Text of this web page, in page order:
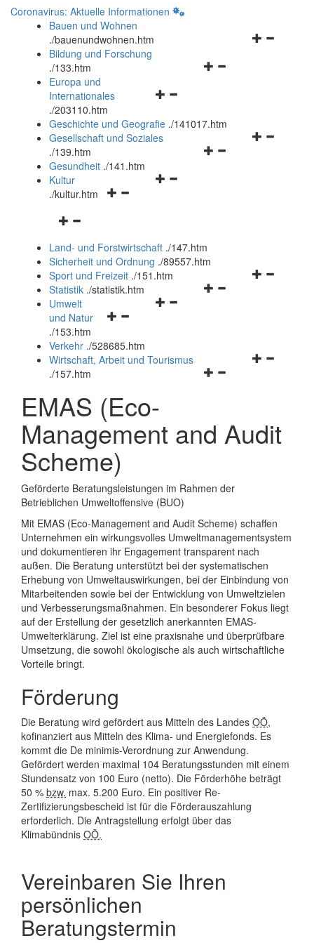
Coronavirus: Aktuelle Informationen
Bauen und Wohnen
./bauenundwohnen.htm
Navigationsmenü
Bildung und Forschung
./133.htm
Navigationsmenü
und
schließen
Europa und
Internationales
./203110.htm
Geschichte und Geografie ./141017.htm
Navigationsmenü
Gesellschaft und Soziales
./139.htm
Navigationsmenü
Gesundheit ./141.htm
Navigationsmenü
Kultur
./kultur.htm
Navigationsmenü
und
schließen
Land- und Forstwirtschaft ./147.htm
Sicherheit und Ordnung ./89557.htm
Navigationsmenü
Sport und Freizeit ./151.htm
Navigationsmenü
Statistik ./statistik.htm
Navigationsmenü
und
schließen
Umwelt
und Natur
./153.htm
Verkehr ./528685.htm
Navigationsmenü
Wirtschaft, Arbeit und Tourismus
./157.htm
EMAS (Eco-
Management and Audit
Scheme)
Geförderte Beratungsleistungen im Rahmen der
Betrieblichen Umweltoffensive (BUO)
Mit EMAS (Eco-Management and Audit Scheme) schaffen
Unternehmen ein wirkungsvolles Umweltmanagementsystem
und dokumentieren ihr Engagement transparent nach
außen. Die Beratung unterstützt bei der systematischen
Erhebung von Umweltauswirkungen, bei der Einbindung von
Mitarbeitenden sowie bei der Entwicklung von Umweltzielen
und Verbesserungsmaßnahmen. Ein besonderer Fokus liegt
auf der Erstellung der gesetzlich anerkannten EMAS-
Umwelterklärung. Ziel ist eine praxisnahe und überprüfbare
Umsetzung, die sowohl ökologische als auch wirtschaftliche
Vorteile bringt.
Förderung
Die Beratung wird gefördert aus Mitteln des Landes OÖ,
kofinanziert aus Mitteln des Klima- und Energiefonds. Es
kommt die De minimis-Verordnung zur Anwendung.
Gefördert werden maximal 104 Beratungsstunden mit einem
Stundensatz von 100 Euro (netto). Die Förderhöhe beträgt
50 % bzw. max. 5.200 Euro. Ein positiver Re-
Zertifizierungsbescheid ist für die Förderauszahlung
erforderlich. Die Antragstellung erfolgt über das
Klimabündnis OÖ.
Vereinbaren Sie Ihren
persönlichen
Beratungstermin